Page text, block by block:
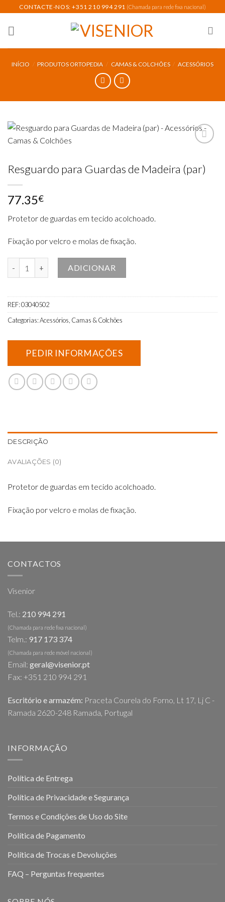
content
CONTACTE-NOS: +351 210 994 291 (Chamada para rede fixa nacional)
INÍCIO / PRODUTOS ORTOPEDIA / CAMAS & COLCHÕES / ACESSÓRIOS
Add to
Resguardo para Guardas de Madeira (par)
77.35€
Protetor de guardas em tecido acolchoado.
Fixação por velcro e molas de fixação.
ADICIONAR
REF:03040502
Categorias:Acessórios Camas & Colchões
DESCRIÇÃO
AVALIAÇÕES (0)
Protetor de guardas em tecido acolchoado.
Fixação por velcro e molas de fixação.
CONTACTOS
Visenior
Tel.: 210 994 291
(Chamada para rede fixa nacional)
Telm.: 917 173 374
(Chamada para rede móvel nacional)
Email: geral@visenior.pt
Fax: +351 210 994 291
Escritório e armazém: Praceta Courela do Forno, Lt 17, Lj C -
Ramada 2620-248 Ramada, Portugal
INFORMAÇÃO
Política de Entrega
Política de Privacidade e Segurança
Termos e Condições de Uso do Site
Política de Pagamento
Política de Trocas e Devoluções
FAQ – Perguntas frequentes